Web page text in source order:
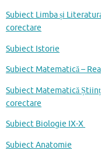
Subiect Limba și
corectare
Subiect Istorie
Subiect Matematică –
Subiect Matematică
corectare
Subiect Biologie IX-X
Subiect Anatomie